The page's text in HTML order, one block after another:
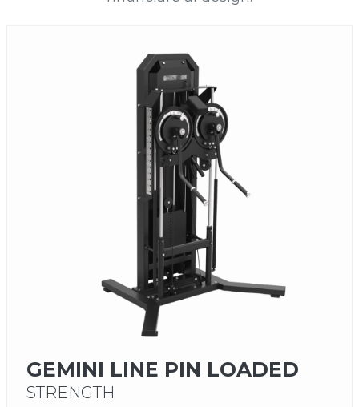
GEMINI LINE PIN LOADED
STRENGTH